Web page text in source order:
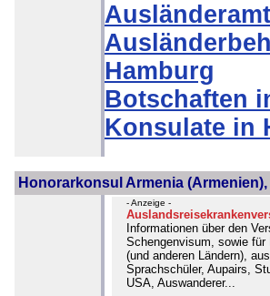
Hamburg
Botschaften
Konsulate in
Honorarkonsul Armenia
- Anzeige -
Informationen über den
Schengenvisum, sowie für
(und anderen Ländern),
Sprachschüler, Aupairs,
USA, Auswanderer...